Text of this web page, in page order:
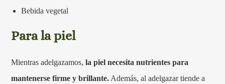
Bebida vegetal
Para la piel
Mientras adelgazamos,la piel necesita nutrientes para
mantenerse firme y brillante. Además, al adelgazar tiende a